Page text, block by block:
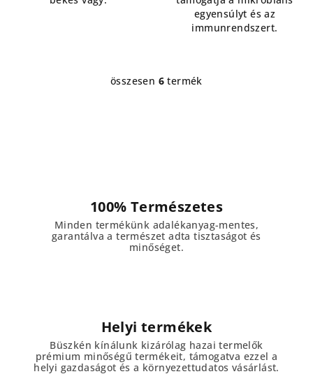
egyensúlyt és az
immunrendszert.
L
á
n
y
í
l
e
m
e
összesen 6 termék
100% Természetes
Minden termékünk adalékanyag-mentes,
garantálva a természet adta tisztaságot és
minőséget.
Helyi termékek
Büszkén kínálunk kizárólag hazai termelők
prémium minőségű termékeit, támogatva ezzel a
helyi gazdaságot és a környezettudatos vásárlást.